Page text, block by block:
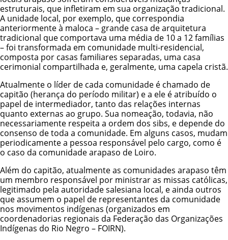
estruturais, que infletiram em sua organização tradicional.
A unidade local, por exemplo, que correspondia
anteriormente à maloca – grande casa de arquitetura
tradicional que comportava uma média de 10 a 12 famílias
– foi transformada em comunidade multi-residencial,
composta por casas familiares separadas, uma casa
cerimonial compartilhada e, geralmente, uma capela cristã.
Atualmente o líder de cada comunidade é chamado de
capitão (herança do período militar) e a ele é atribuído o
papel de intermediador, tanto das relações internas
quanto externas ao grupo. Sua nomeação, todavia, não
necessariamente respeita a ordem dos sibs, e depende do
consenso de toda a comunidade. Em alguns casos, mudam
periodicamente a pessoa responsável pelo cargo, como é
o caso da comunidade arapaso de Loiro.
Além do capitão, atualmente as comunidades arapaso têm
um membro responsável por ministrar as missas católicas,
legitimado pela autoridade salesiana local, e ainda outros
que assumem o papel de representantes da comunidade
nos movimentos indígenas (organizados em
coordenadorias regionais da Federação das Organizações
Indígenas do Rio Negro – FOIRN).